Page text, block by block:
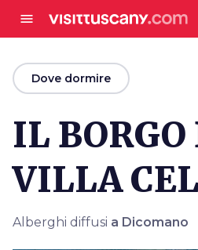
menu
arrow_backDove dormire
IL BORGO
VILLA
Alberghi diffusi a Dicomano